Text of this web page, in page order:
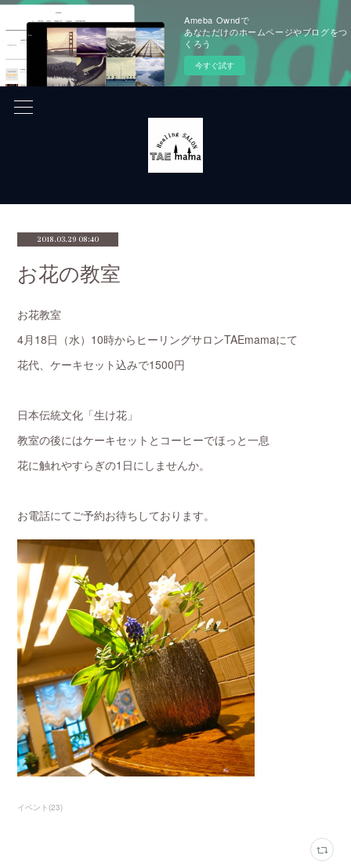
Ameba Owndで
あなただけのホームページやブログをつ
くろう
今すぐ試す
2018.03.29 08:40
お花の教室
お花教室
4月18日（水）10時からヒーリングサロンTAEmamaにて
花代、ケーキセット込みで1500円
日本伝統文化「生け花」
教室の後にはケーキセットとコーヒーでほっと一息
花に触れやすらぎの1日にしませんか。
お電話にてご予約お待ちしております。
イベント (23)